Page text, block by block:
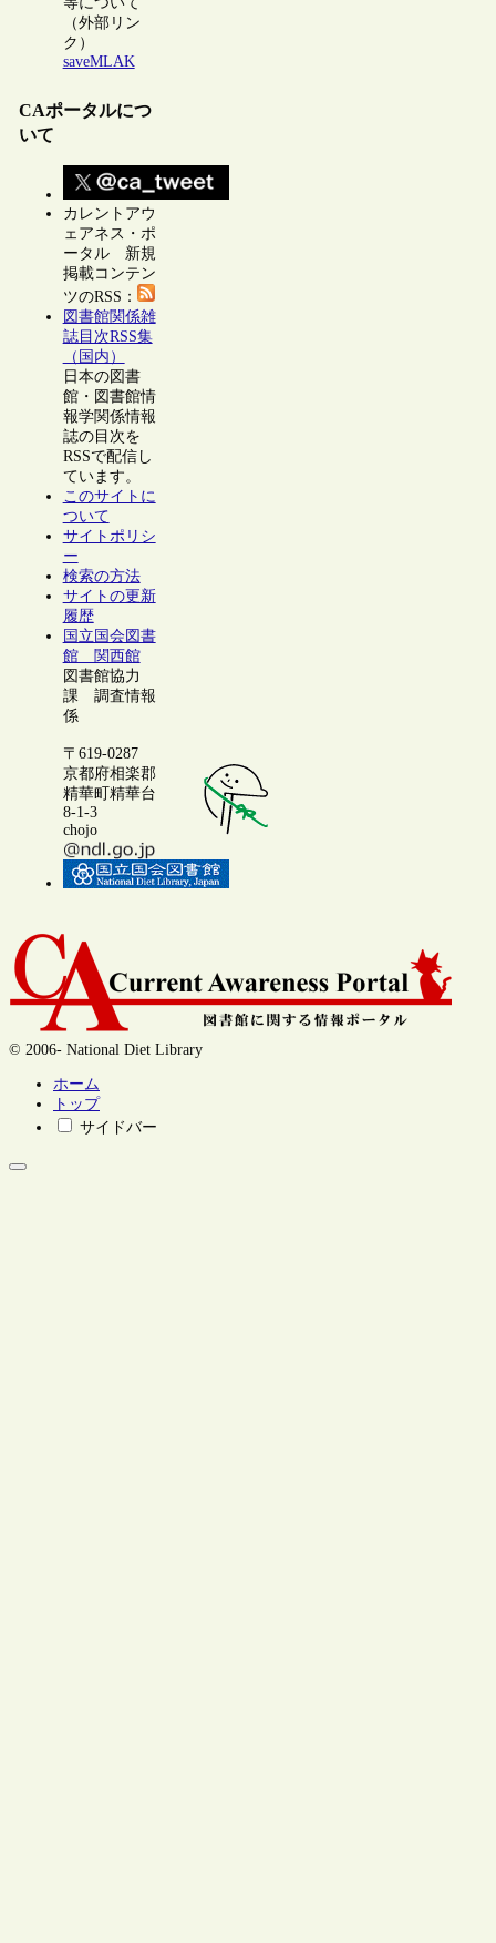
（外部リン
ク）
saveMLAK
CAポータルにつ
いて
カレントアウ
ェアネス・ポ
ータル 新規
掲載コンテン
ツのRSS：
図書館関係雑
誌目次RSS集
（国内）
日本の図書
館・図書館情
報学関係情報
誌の目次を
RSSで配信し
ています。
このサイトに
ついて
サイトポリシ
ー
検索の方法
サイトの更新
履歴
国立国会図書
館 関西館
図書館協力
課 調査情報
係
〒619-0287
京都府相楽郡
精華町精華台
8-1-3
chojo
© 2006- National Diet Library
ホーム
トップ
サイドバー